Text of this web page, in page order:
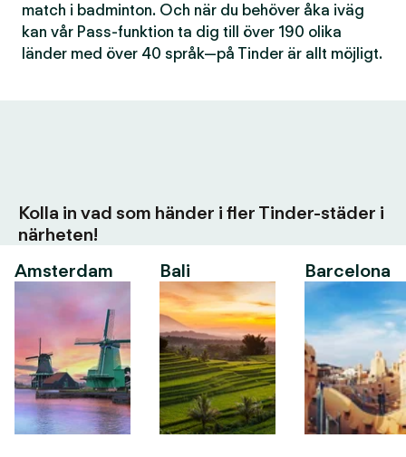
match i badminton. Och när du behöver åka iväg
kan vår Pass-funktion ta dig till över 190 olika
länder med över 40 språk—på Tinder är allt möjligt.
Kolla in vad som händer i fler Tinder-städer i
närheten!
Amsterdam
Bali Barcelona